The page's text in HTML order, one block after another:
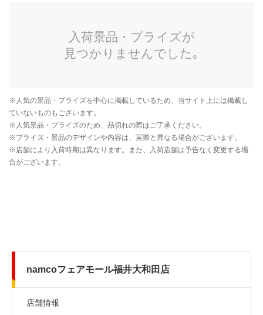
namcoフェアモール福井大和田店
店舗情報